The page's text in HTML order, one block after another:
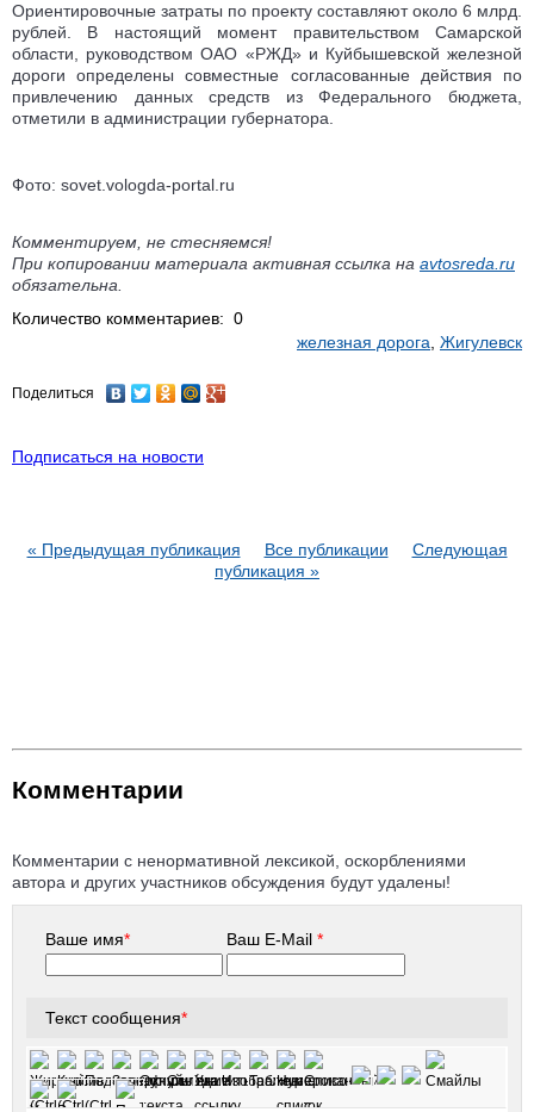
Ориентировочные затраты по проекту составляют около 6 млрд.
рублей. В настоящий момент правительством Самарской
области, руководством ОАО «РЖД» и Куйбышевской железной
дороги определены совместные согласованные действия по
привлечению данных средств из Федерального бюджета,
отметили в администрации губернатора.
Фото: sovet.vologda-portal.ru
Комментируем, не стесняемся!
При копировании материала активная ссылка на avtosreda.ru
обязательна.
железная дорога Жигулевск
Количество комментариев: 0
Поделиться
Подписаться на новости
« Предыдущая публикация Все публикации
Следующая
публикация »
Комментарии
Комментарии с ненормативной лексикой, оскорблениями
автора и других участников обсуждения будут удалены!
Ваше имя* Ваш E-Mail*
Текст сообщения*